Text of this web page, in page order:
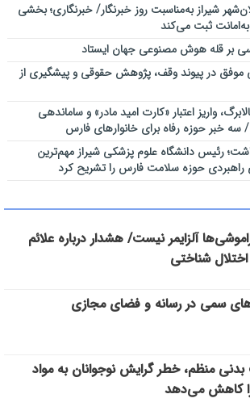
شیراز به‌مناسبت روز خبرنگار/ خبرنگاری؛ بخشی
ثبت می‌کند
بر قله هوش مصنوعی جهان ایستاد
موفق در پیوند وقف، پژوهش حقوقی و پیشگیری از
واریز اعتبار «کارت امید مادر» و ساماندهی
سه خبر حوزه رفاه برای خانوارهای فارس
رئیس دانشگاه علوم پزشکی شیراز مهم‌ترین
راهبردی حوزه سلامت فارس را تشریح کرد
آلزایمر نیست/ هشدار درباره علائم
شناختی
سمی در رسانه و فضای مجازی
بدنی منظم، خطر گرایش نوجوانان به مواد
کاهش می‌دهد